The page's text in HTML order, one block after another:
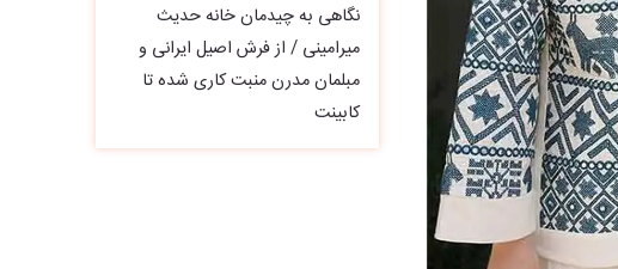
نگاهی به چیدمان خانه حدیث
میرامینی / از فرش اصیل ایرانی و
مبلمان مدرن منبت‌ کاری‌ شده تا
کابینت